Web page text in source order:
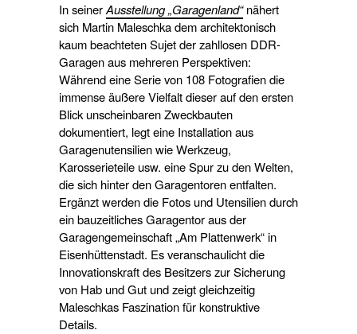
In seinerAusstellung „Garagenland“nähert
sich Martin Maleschka dem architektonisch
kaum beachteten Sujet der zahllosen DDR-
Garagen aus mehreren Perspektiven:
Während eine Serie von 108 Fotografien die
immense äußere Vielfalt dieser auf den ersten
Blick unscheinbaren Zweckbauten
dokumentiert, legt eine Installation aus
Garagenutensilien wie Werkzeug,
Karosserieteile usw. eine Spur zu den Welten,
die sich hinter den Garagentoren entfalten.
Ergänzt werden die Fotos und Utensilien durch
ein bauzeitliches Garagentor aus der
Garagengemeinschaft „Am Plattenwerk“ in
Eisenhüttenstadt. Es veranschaulicht die
Innovationskraft des Besitzers zur Sicherung
von Hab und Gut und zeigt gleichzeitig
Maleschkas Faszination für konstruktive
Details.